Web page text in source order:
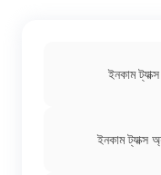
ইনকাম
ইনকাম ট্যাক্স